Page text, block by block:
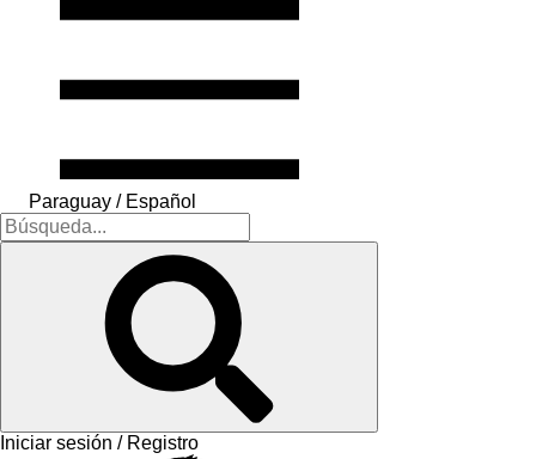
Paraguay / Español
Iniciar sesión / Registro